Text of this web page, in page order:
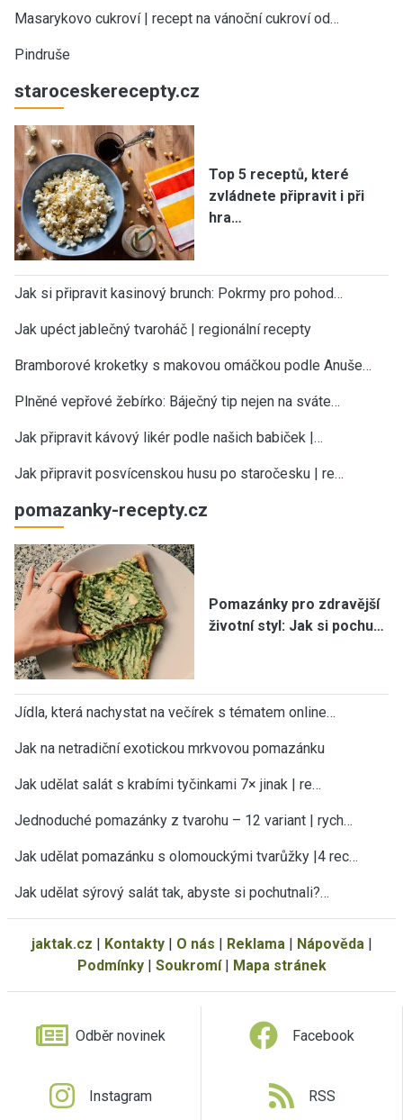
Masarykovo cukroví | recept na vánoční cukroví od…
Pindruše
staroceskerecepty.cz
Top 5 receptů, které
zvládnete připravit i při
hra…
Jak si připravit kasinový brunch: Pokrmy pro pohod…
Jak upéct jablečný tvaroháč | regionální recepty
Bramborové kroketky s makovou omáčkou podle Anuše…
Plněné vepřové žebírko: Báječný tip nejen na sváte…
Jak připravit kávový likér podle našich babiček |…
Jak připravit posvícenskou husu po staročesku | re…
pomazanky-recepty.cz
Pomazánky pro zdravější
životní styl: Jak si pochu…
Jídla, která nachystat na večírek s tématem online…
Jak na netradiční exotickou mrkvovou pomazánku
Jak udělat salát s krabími tyčinkami 7× jinak | re…
Jednoduché pomazánky z tvarohu – 12 variant | rych…
Jak udělat pomazánku s olomouckými tvarůžky |4 rec…
Jak udělat sýrový salát tak, abyste si pochutnali?…
jaktak.cz | Kontakty| O nás | Reklama | Nápověda |
Podmínky| Soukromí| Mapa stránek
Odběr novinek Facebook
Instagram RSS